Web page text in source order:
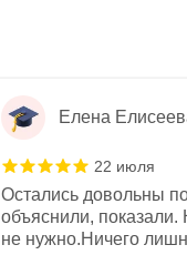
Елена
22 июля
Остались довольны
объяснили, показали.
не нужно.Ничего